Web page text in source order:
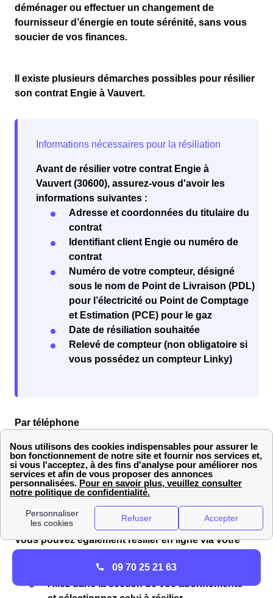
déménager ou effectuer un changement de
fournisseur d’énergie en toute sérénité, sans vous
soucier de vos finances.
Il existe plusieurs démarches possibles pour résilier
son contrat Engie à Vauvert.
Avant de résilier votre contrat Engie à
Vauvert (30600), assurez-vous d'avoir les
informations suivantes :
Adresse et coordonnées du titulaire du
contrat
Identifiant client Engie ou numéro de
contrat
Numéro de votre compteur, désigné
sous le nom de Point de Livraison (PDL)
pour l’électricité ou Point de Comptage
et Estimation (PCE) pour le gaz
Date de résiliation souhaitée
Relevé de compteur (non obligatoire si
vous possédez un compteur Linky)
Par téléphone
client Engieau09.73.76.46.78, du lundi au samedi de
08h00 à 21h00 et le dimanche de 10h00 à 18h00
(numéro gratuit). Les conseillers vous assisteront
dans vos démarches pour votre logement à Vauvert
(30600).
En ligne
Vous pouvez également résilier en ligne via votre
Accédez à “Mon espace client”.
Allez dans la section de vos abonnements
09 70 25 21 63